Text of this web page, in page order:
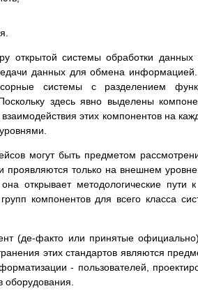
открытой системы обработки
данных для обмена
системы с разделением
здесь явно выделены
этих компонентов на
могут быть предметом
проявляются только на внешнем
открывает методологические пути
компонентов для всего класса
(де-факто или принятые
этих стандартов являются
- пользователей,
оборудования.